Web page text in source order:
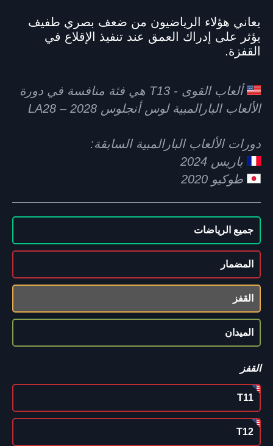
يعاني هؤلاء الرياضيون من ضعف بصري طفيف
يؤثر على إدراك العمق عند تنفيذ الإقلاع في
القفزة.
ألعاب القوى - T13 هي فئة منافسة في دورة
الألعاب البارالمبية لوس أنجلوس 2028 – LA28
دورات الألعاب البارالمبية السابقة:
باريس 2024
طوكيو 2020
جميع الرياضات
المضمار
القفز
الميدان
القفز
T11
T12